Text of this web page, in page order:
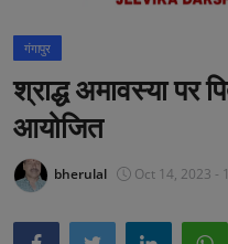
शाहपुरा
मनोरंजन
अनूपगढ़
गंगापुर
श्राद्ध अमावस्या पर
आयोजित
bherulal Oct 14, 2023 -